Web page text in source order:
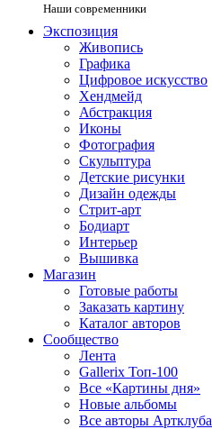
Наши современники
Экспозиция
Живопись
Графика
Цифровое искусство
Хендмейд
Абстракция
Иконы
Фотография
Скульптура
Детские рисунки
Дизайн одежды
Стрит-арт
Бодиарт
Интерьер
Вышивка
Магазин
Готовые работы
Заказать картину
Каталог авторов
Сообщество
Лента
Gallerix Топ-100
Все «Картины дня»
Новые альбомы
Все авторы Артклуба